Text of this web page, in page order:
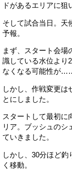
ドがあるエリアに狙
そして試合当日。天
予報。
まず、スタート会場
識している水位より
なくなる可能性が
しかし、作戦変更は
とにしました。
スタートして最初に
リア。ブッシュのシ
ていきました。
しかし、30分ほど
く移動。